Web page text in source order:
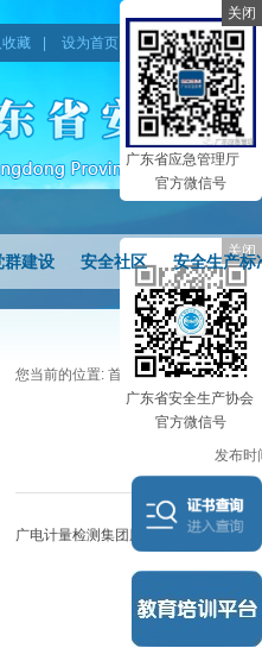
收藏 设为首页 网站地图
群建设 安全社区 安全生产标
您当前的位置: 首页>会员之家>协会
发布
广电计量检测集团股份有限公司
广东省应急管理厅
官方微信号
关闭
广东省安全生产协会
官方微信号
关闭